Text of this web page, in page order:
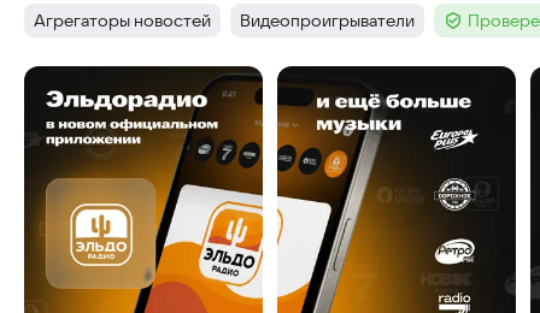
Тег:
Агрегаторы новостей Тег:
Видеопроигрыватели Тег :
Скриншоты